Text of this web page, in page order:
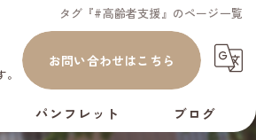
タグ『#高齢者支援』のページ一覧
お問い合わせはこちら
パンフレット ブログ